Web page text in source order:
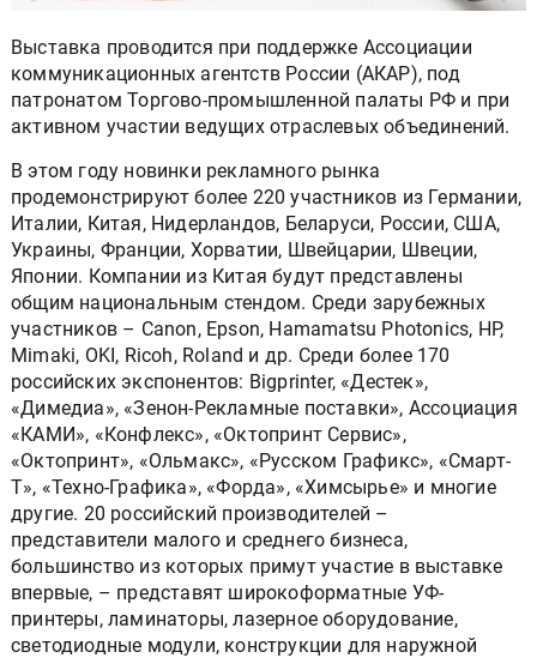
Выставка проводится при поддержке Ассоциации
коммуникационных агентств России (АКАР), под
патронатом Торгово-промышленной палаты РФ и при
активном участии ведущих отраслевых объединений.
В этом году новинки рекламного рынка
продемонстрируют более 220 участников из Германии,
Италии, Китая, Нидерландов, Беларуси, России, США,
Украины, Франции, Хорватии, Швейцарии, Швеции,
Японии. Компании из Китая будут представлены
общим национальным стендом. Среди зарубежных
участников – Canon, Epson, Hamamatsu Photonics, HP,
Mimaki, OKI, Ricoh, Roland и др. Среди более 170
российских экспонентов: Bigprinter, «Дестек»,
«Димедиа», «Зенон-Рекламные поставки», Ассоциация
«КАМИ», «Конфлекс», «Октопринт Сервис»,
«Октопринт», «Ольмакс», «Русском Графикс», «Смарт-
Т», «Техно-Графика», «Форда», «Химсырье» и многие
другие. 20 российский производителей –
представители малого и среднего бизнеса,
большинство из которых примут участие в выставке
впервые, – представят широкоформатные УФ-
принтеры, ламинаторы, лазерное оборудование,
светодиодные модули, конструкции для наружной